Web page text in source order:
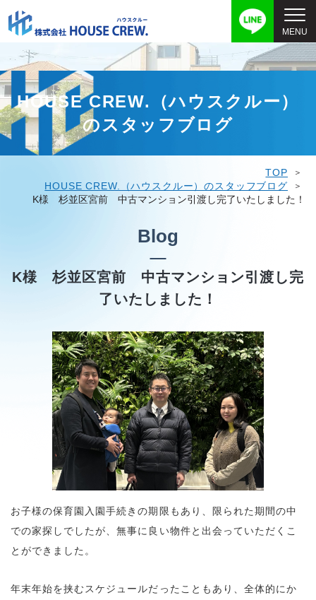
HOUSE CREW.（ハウスクルー）
のスタッフブログ
TOP
HOUSE CREW.（ハウスクルー）のスタッフブログ
K様 杉並区宮前 中古マンション引渡し完了いたしました！
Blog
K様 杉並区宮前 中古マンション引渡し完
了いたしました！
お子様の保育園入園手続きの期限もあり、限られた期間の中
での家探しでしたが、無事に良い物件と出会っていただくこ
とができました。
年末年始を挟むスケジュールだったこともあり、全体的にか